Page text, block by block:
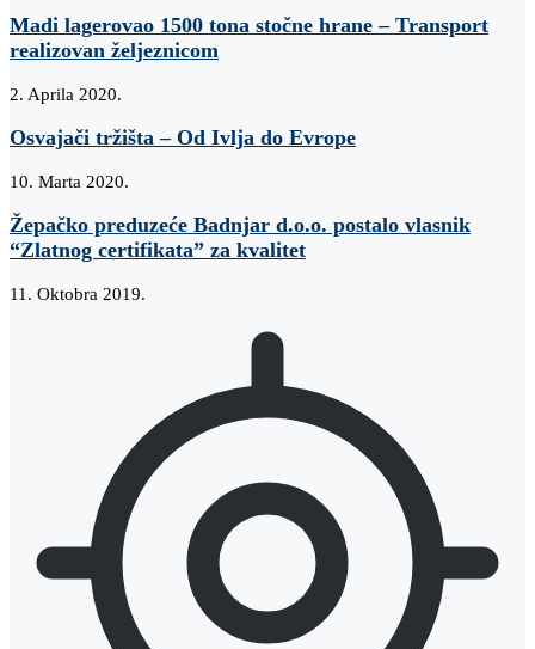
Madi lagerovao 1500 tona stočne hrane – Transport
realizovan željeznicom
2. Aprila 2020.
Osvajači tržišta – Od Ivlja do Evrope
10. Marta 2020.
Žepačko preduzeće Badnjar d.o.o. postalo vlasnik
“Zlatnog certifikata” za kvalitet
11. Oktobra 2019.